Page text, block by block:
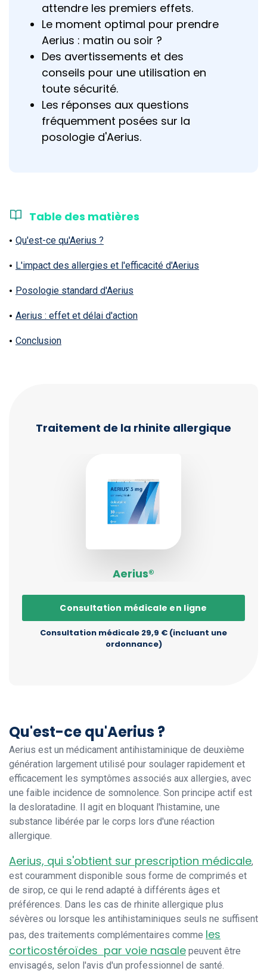
attendre les premiers effets.
Le moment optimal pour prendre
Aerius : matin ou soir ?
Des avertissements et des
conseils pour une utilisation en
toute sécurité.
Les réponses aux questions
fréquemment posées sur la
posologie d'Aerius.
Table des matières
Qu'est-ce qu'Aerius ?
L'impact des allergies et l'efficacité d'Aerius
Posologie standard d'Aerius
Aerius : effet et délai d'action
Conclusion
Traitement de la rhinite allergique
Aerius®
Consultation médicale en ligne
Consultation médicale 29,9 € (incluant une
ordonnance)
Qu'est-ce qu'Aerius ?
Aerius est un médicament antihistaminique de deuxième
génération largement utilisé pour soulager rapidement et
efficacement les symptômes associés aux allergies, avec
une faible incidence de somnolence. Son principe actif est
la desloratadine. Il agit en bloquant l'histamine, une
substance libérée par le corps lors d'une réaction
allergique.
Aerius, qui s'obtient sur prescription médicale,
est couramment disponible sous forme de comprimés et
de sirop, ce qui le rend adapté à différents âges et
préférences. Dans les cas de rhinite allergique plus
sévères ou lorsque les antihistaminiques seuls ne suffisent
pas, des traitements complémentaires comme les
corticostéroïdes par voie nasale peuvent être
envisagés, selon l'avis d'un professionnel de santé.